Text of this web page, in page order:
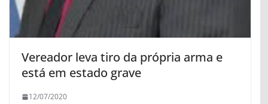
Vereador leva tiro da própria arma e
está em estado grave
12/07/2020